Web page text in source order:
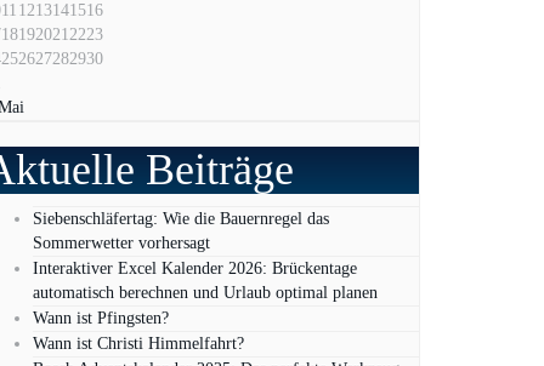
11 1213141516
181920212223
252627282930
Beiträge
Siebenschläfertag: Wie die Bauernregel das
Sommerwetter vorhersagt
Interaktiver Excel Kalender 2026: Brückentage
automatisch berechnen und Urlaub optimal planen
Wann ist Pfingsten?
Wann ist Christi Himmelfahrt?